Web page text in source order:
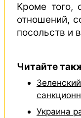
Кроме того,
отношений,
посольств и
Читайте
Украина